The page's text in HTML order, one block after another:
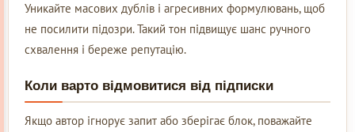
Уникайте масових дублів і агресивних формулювань, щоб
не посилити підозри. Такий тон підвищує шанс ручного
схвалення і береже репутацію.
Коли варто відмовитися від підписки
Якщо автор ігнорує запит або зберігає блок, поважайте